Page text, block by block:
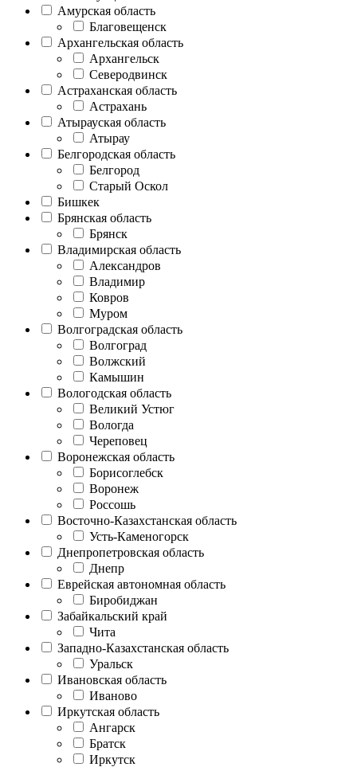
Амурская область
Благовещенск
Архангельская область
Архангельск
Северодвинск
Астраханская область
Астрахань
Атырауская область
Атырау
Белгородская область
Белгород
Старый Оскол
Бишкек
Брянская область
Брянск
Владимирская область
Александров
Владимир
Ковров
Муром
Волгоградская область
Волгоград
Волжский
Камышин
Вологодская область
Великий Устюг
Вологда
Череповец
Воронежская область
Борисоглебск
Воронеж
Россошь
Восточно-Казахстанская область
Усть-Каменогорск
Днепропетровская область
Днепр
Еврейская автономная область
Биробиджан
Забайкальский край
Чита
Западно-Казахстанская область
Уральск
Ивановская область
Иваново
Иркутская область
Ангарск
Братск
Иркутск